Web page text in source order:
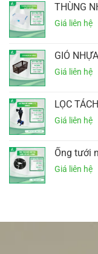
THÙNG
GIỎ
LỌC
Ống tưới